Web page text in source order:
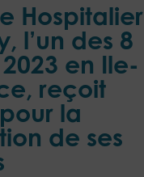
Hospitalier
l’un des 8
en Ile-
reçoit
la
de ses